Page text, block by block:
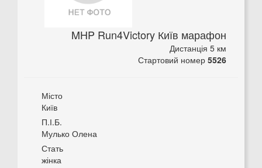
MHP Run4Victory Київ марафон
Дистанція 5 км
Стартовий номер 5526
Місто
Київ
П.І.Б.
Мулько Олена
Стать
жінка